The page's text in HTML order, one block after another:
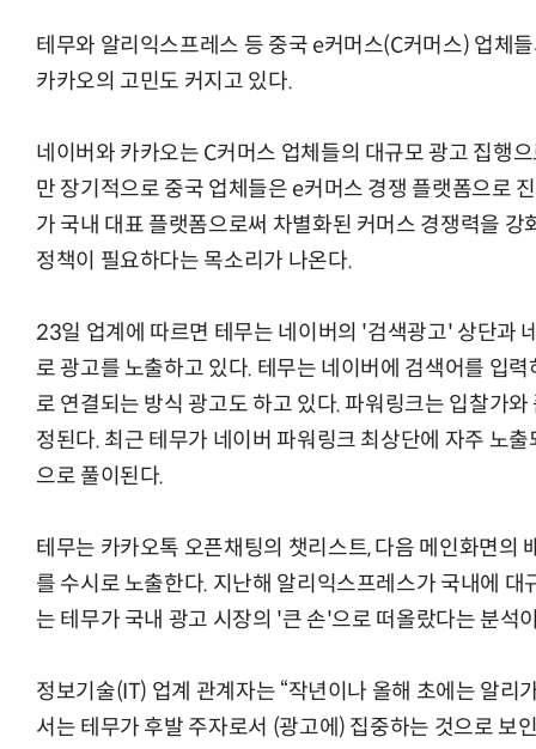
테무와 알리익스프레스 등 중국 e커머스(C커머스) 업체
카카오의 고민도 커지고 있다.
네이버와 카카오는 C커머스 업체들의 대규모 광고 집행
만 장기적으로 중국 업체들은 e커머스 경쟁 플랫폼으로
가 국내 대표 플랫폼으로써 차별화된 커머스 경쟁력을 강
정책이 필요하다는 목소리가 나온다.
23일 업계에 따르면 테무는 네이버의 '검색광고' 상단과
로 광고를 노출하고 있다. 테무는 네이버에 검색어를 입
로 연결되는 방식 광고도 하고 있다. 파워링크는 입찰가
정된다. 최근 테무가 네이버 파워링크 최상단에 자주 노
으로 풀이된다.
테무는 카카오톡 오픈채팅의 챗리스트, 다음 메인화면의
를 수시로 노출한다. 지난해 알리익스프레스가 국내에
는 테무가 국내 광고 시장의 '큰 손'으로 떠올랐다는 분석
정보기술(IT) 업계 관계자는 “작년이나 올해 초에는 알리
서는 테무가 후발 주자로서 (광고에) 집중하는 것으로 보